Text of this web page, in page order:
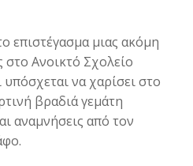
επιστέγασμα μιας ακόμη
στο Ανοικτό Σχολείο
να χαρίσει στο
βραδιά γεμάτη
αναμνήσεις από τον